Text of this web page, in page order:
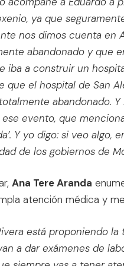
ya que
nos dimos cuenta en
abandonado y que
iba a construir un
que el hospital de San
abandonado.
evento, que
Y yo digo: si veo
de los gobiernos de
Ana Tere Aranda
atención médica y
está proponiendo
a dar exámenes de